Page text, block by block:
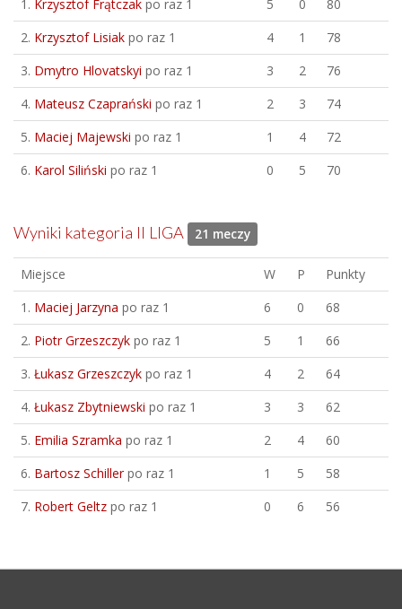
1. Krzysztof Frątczak po raz 1 5 0
80
2. Krzysztof Lisiak po raz 1 4 1
78
3. Dmytro Hlovatskyi po raz 1 3 2
76
4. Mateusz Czaprański po raz 1 2 3
74
5. Maciej Majewski po raz 1 1 4
72
6. Karol Siliński po raz 1 0 5 70
Wyniki kategoria II LIGA 21 meczy
Miejsce W P
Punkty
1. Maciej Jarzyna po raz 1 6 0
68
2. Piotr Grzeszczyk po raz 1 5 1
66
3. Łukasz Grzeszczyk po raz 1 4 2
64
4. Łukasz Zbytniewski po raz 1 3 3
62
5. Emilia Szramka po raz 1 2 4
60
6. Bartosz Schillerpo raz 1 1 5
58
7. Robert Geltz po raz 1 0 6 56